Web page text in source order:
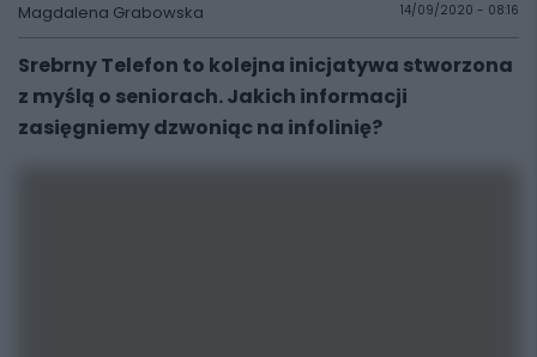
Magdalena Grabowska 14/09/2020 - 08:16
Srebrny Telefon to kolejna inicjatywa stworzona
z myślą o seniorach. Jakich informacji
zasięgniemy dzwoniąc na infolinię?